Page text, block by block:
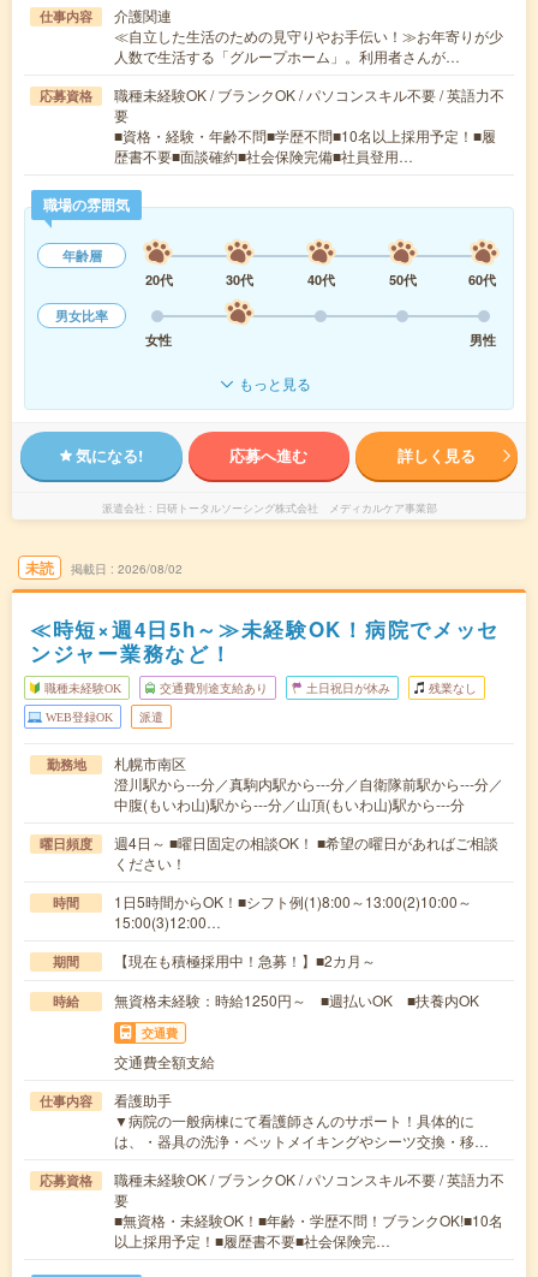
仕事内容
介護関連
≪自立した生活のための見守りやお手伝い！≫お年寄りが少
人数で生活する「グループホーム」。利用者さんが…
応募資格
職種未経験OK / ブランクOK / パソコンスキル不要 / 英語力不
要
■資格・経験・年齢不問■学歴不問■10名以上採用予定！■履
歴書不要■面談確約■社会保険完備■社員登用…
職場の雰囲気
年齢層
20代
30代 40代 50代
60代
男女比率
女性
男性
もっと見る
気になる! 応募へ進む 詳しく見る
派遣会社 日研トータルソーシング株式会社 メディカルケア事業部
未読 掲載日 2026/08/02
≪時短×週4日5h～≫未経験OK！病院でメッセ
ンジャー業務など！
職種未経験OK 交通費別途支給あり 土日祝日が休み 残業なし
WEB登録OK 派遣
勤務地
札幌市南区
澄川駅から---分／真駒内駅から---分／自衛隊前駅から---分／
中腹(もいわ山)駅から---分／山頂(もいわ山)駅から---分
曜日頻度
週4日～ ■曜日固定の相談OK！ ■希望の曜日があればご相談
ください！
時間
1日5時間からOK！■シフト例(1)8:00～13:00(2)10:00～
15:00(3)12:00…
期間 【現在も積極採用中！急募！】■2カ月～
時給 無資格未経験：時給1250円～ ■週払いOK ■扶養内OK
交通費
交通費全額支給
仕事内容
看護助手
▼病院の一般病棟にて看護師さんのサポート！具体的に
は、・器具の洗浄・ベットメイキングやシーツ交換・移…
応募資格
職種未経験OK / ブランクOK / パソコンスキル不要 / 英語力不
要
■無資格・未経験OK！■年齢・学歴不問！ブランクOK!■10名
以上採用予定！■履歴書不要■社会保険完…